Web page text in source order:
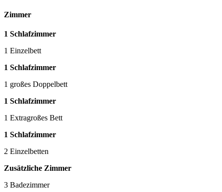
Zimmer
1 Schlafzimmer
1 Einzelbett
1 Schlafzimmer
1 großes Doppelbett
1 Schlafzimmer
1 Extragroßes Bett
1 Schlafzimmer
2 Einzelbetten
Zusätzliche Zimmer
3 Badezimmer